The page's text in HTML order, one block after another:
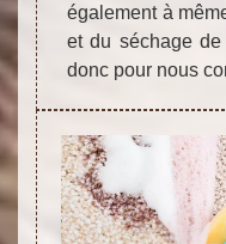
également à
et du séchage de
donc pour nous